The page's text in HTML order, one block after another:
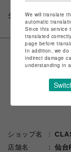
シェアする
ショップ名
店舗名
仙台
We will translate
automatic
Since this service
translated
page before
In addition, we
indirect damage
understanding in